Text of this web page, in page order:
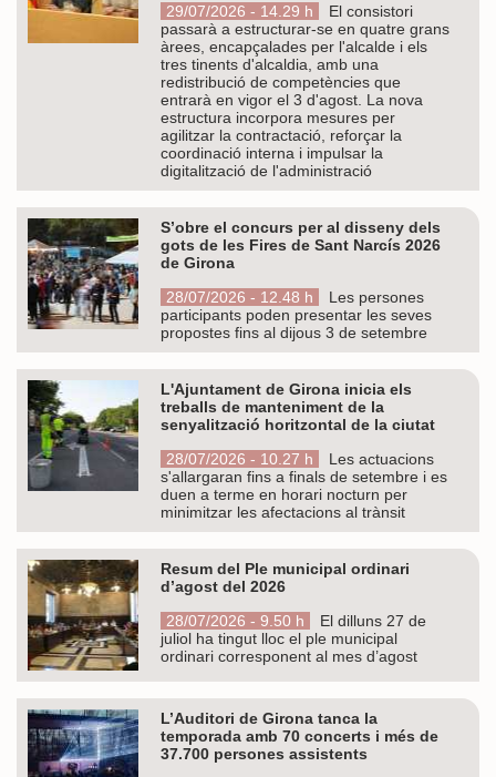
29/07/2026 - 14.29 h
El consistori
passarà a estructurar-se en quatre grans
àrees, encapçalades per l'alcalde i els
tres tinents d'alcaldia, amb una
redistribució de competències que
entrarà en vigor el 3 d'agost. La nova
estructura incorpora mesures per
agilitzar la contractació, reforçar la
coordinació interna i impulsar la
digitalització de l'administració
S’obre el concurs per al disseny dels
gots de les Fires de Sant Narcís 2026
de Girona
28/07/2026 - 12.48 h
Les persones
participants poden presentar les seves
propostes fins al dijous 3 de setembre
L'Ajuntament de Girona inicia els
treballs de manteniment de la
senyalització horitzontal de la ciutat
28/07/2026 - 10.27 h
Les actuacions
s'allargaran fins a finals de setembre i es
duen a terme en horari nocturn per
minimitzar les afectacions al trànsit
Resum del Ple municipal ordinari
d’agost del 2026
28/07/2026 - 9.50 h
El dilluns 27 de
juliol ha tingut lloc el ple municipal
ordinari corresponent al mes d’agost
L’Auditori de Girona tanca la
temporada amb 70 concerts i més de
37.700 persones assistents